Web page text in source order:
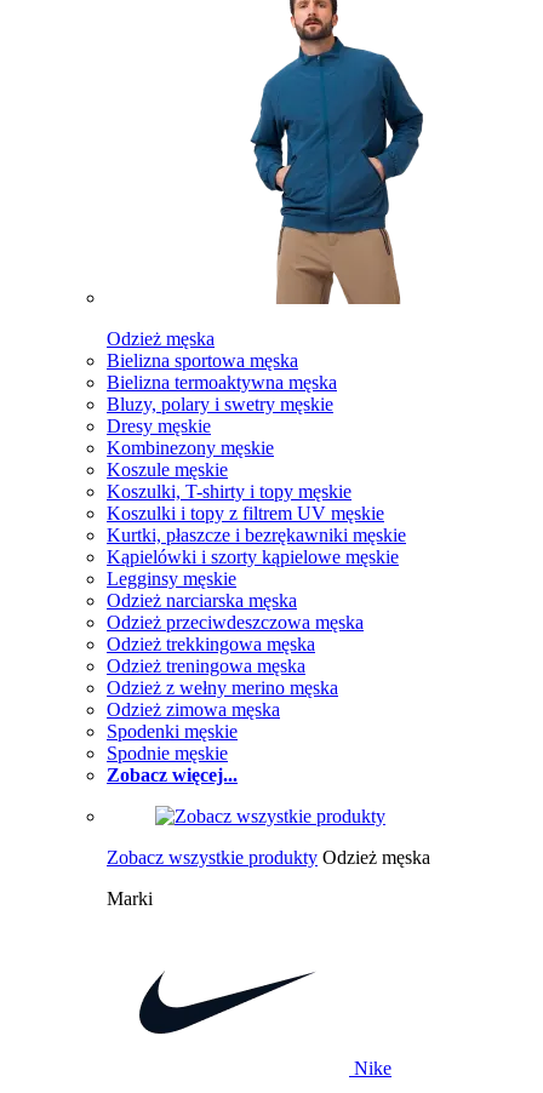
Odzież męska
Bielizna sportowa męska
Bielizna termoaktywna męska
Bluzy, polary i swetry męskie
Dresy męskie
Kombinezony męskie
Koszule męskie
Koszulki, T-shirty i topy męskie
Koszulki i topy z filtrem UV męskie
Kurtki, płaszcze i bezrękawniki męskie
Kąpielówki i szorty kąpielowe męskie
Legginsy męskie
Odzież narciarska męska
Odzież przeciwdeszczowa męska
Odzież trekkingowa męska
Odzież treningowa męska
Odzież z wełny merino męska
Odzież zimowa męska
Spodenki męskie
Spodnie męskie
Zobacz więcej...
Zobacz wszystkie produkty Odzież męska
Marki
Nike